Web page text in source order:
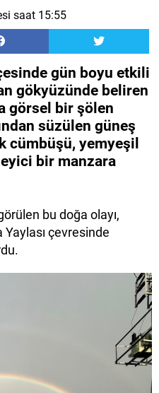
saat 15:55
gün boyu etkili
gökyüzünde beliren
görsel bir şölen
süzülen güneş
cümbüşü, yemyeşil
bir manzara
bu doğa olayı,
Yaylası çevresinde